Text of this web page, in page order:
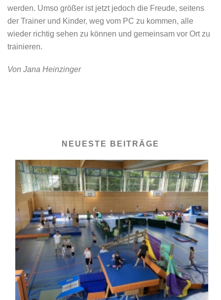
werden. Umso größer ist jetzt jedoch die Freude, seitens
der Trainer und Kinder, weg vom PC zu kommen, alle
wieder richtig sehen zu können und gemeinsam vor Ort zu
trainieren.
Von Jana Heinzinger
NEUESTE BEITRÄGE